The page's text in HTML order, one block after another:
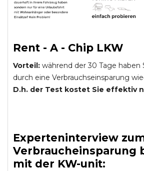
Rent - A - Chip LKW
Vorteil: während der 30 Tage haben
durch eine Verbrauchseinsparung
D.h. der Test kostet Sie effektiv
Experteninterview
Verbraucheinsparung
mit der KW-unit: